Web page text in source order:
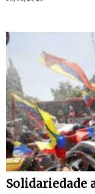
Solidariedade